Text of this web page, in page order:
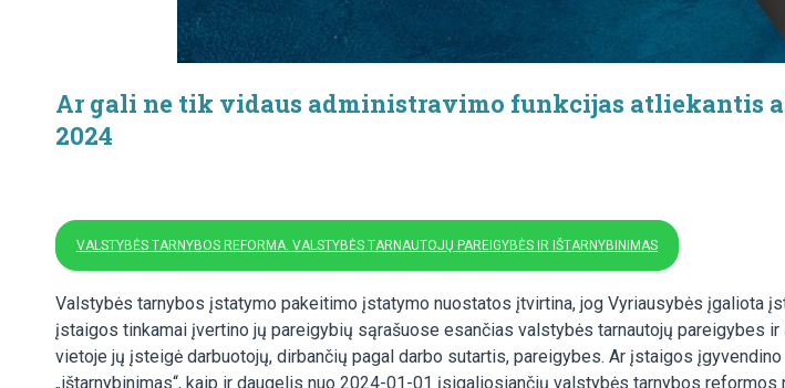
Ar gali ne tik vidaus administravimo funkcijas atliekantis
2024
VALSTYBĖS TARNYBOS REFORMA. VALSTYBĖS TARNAUTOJŲ PAREIGYBĖS IR IŠTARNYBINIMAS
Valstybės tarnybos įstatymo pakeitimo įstatymo nuostatos įtvirtina, jog Vyriausybės įgaliota
įstaigos tinkamai įvertino jų pareigybių sąrašuose esančias valstybės tarnautojų pareigybes
vietoje jų įsteigė darbuotojų, dirbančių pagal darbo sutartis, pareigybes. Ar įstaigos
„ištarnybinimas“, kaip ir daugelis nuo 2024-01-01 įsigaliosiančių valstybės tarnybos